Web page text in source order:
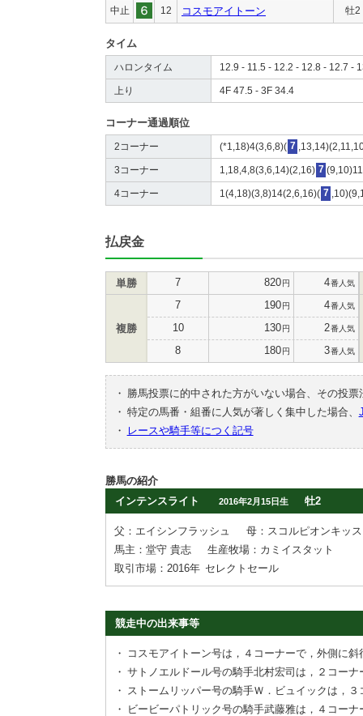
中止 12 コスモアイトーン 牡2
タイム
ハロンタイム 12.9 - 11.5 - 12.2 - 12.8 - 12.7 -
上り 4F 47.5 - 3F 34.4
コーナー通過順位
2コーナー (*1,18)4(3,6,8)( 7
3コーナー 1,18,4,8(3,6,14)(2,16) 7
4コーナー 1(4,18)(3,8)14(2,6,16)( 7
払戻金
単勝 7 820円 4番人気
複勝
7 190円 4番人気
10 130円 2番人気
8 180円 3番人気
・
勝馬投票に的中された方がいない場合、その投
・ 特定の馬番・組番に人気が著しく集中した場合、
・
レースや騎手等につく記号
勝馬の紹介
インテンスライト
2016年2月15日生 牡2
父：エイシンフラッシュ
母：スコルピオンキッス
馬主：堂守 貴志
生産牧場：カミイスタット
取引市場：2016年 セレクトセール
競走中の出来事等
・
コスモアイトーン号は，４コーナーで，外側に
・ サトノエルドール号の騎手北村宏司は，２コー
・
ストームリッパー号の騎手Ｗ．ビュイックは，
・
ビービーパトリック号の騎手武藤雅は，４コー